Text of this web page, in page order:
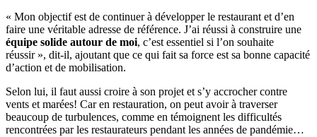
« Mon objectif est de continuer à développer le restaurant et d’en
faire une véritable adresse de référence. J’ai réussi à construire une
équipe solide autour de moi, c’est essentiel si l’on souhaite
réussir », dit-il, ajoutant que ce qui fait sa force est sa bonne capacité
d’action et de mobilisation.
Selon lui, il faut aussi croire à son projet et s’y accrocher contre
vents et marées! Car en restauration, on peut avoir à traverser
beaucoup de turbulences, comme en témoignent les difficultés
rencontrées par les restaurateurs pendant les années de pandémie…